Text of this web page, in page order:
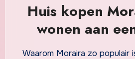
Huis kopen
wonen aan
mooiste kusten
Waarom Moraira zo populair